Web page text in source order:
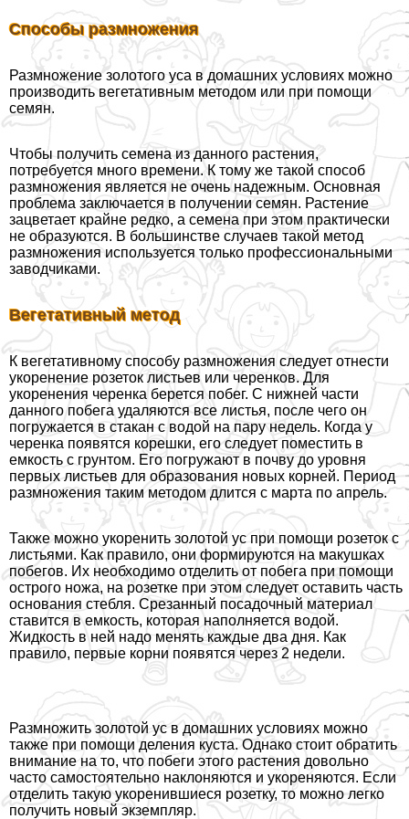
Способы размножения
Размножение золотого уса в домашних условиях можно
производить вегетативным методом или при помощи
семян.
Чтобы получить семена из данного растения,
потребуется много времени. К тому же такой способ
размножения является не очень надежным. Основная
проблема заключается в получении семян. Растение
зацветает крайне редко, а семена при этом пpaктически
не образуются. В большинстве случаев такой метод
размножения используется только профессиональными
заводчиками.
Вегетативный метод
К вегетативному способу размножения следует отнести
укоренение розеток листьев или черенков. Для
укоренения черенка берется побег. С нижней части
данного побега удаляются все листья, после чего он
погружается в стакан с водой на пару недель. Когда у
черенка появятся корешки, его следует поместить в
емкость с грунтом. Его погружают в почву до уровня
первых листьев для образования новых корней. Период
размножения таким методом длится с марта по апрель.
Также можно укоренить золотой ус при помощи розеток с
листьями. Как правило, они формируются на макушках
побегов. Их необходимо отделить от побега при помощи
острого ножа, на розетке при этом следует оставить часть
основания стeбля. Срезанный посадочный материал
ставится в емкость, которая наполняется водой.
Жидкость в ней надо менять каждые два дня. Как
правило, первые корни появятся через 2 недели.
Размножить золотой ус в домашних условиях можно
также при помощи деления куста. Однако стоит обратить
внимание на то, что побеги этого растения довольно
часто самостоятельно наклоняются и укореняются. Если
отделить такую укоренившиеся розетку, то можно легко
получить новый экземпляр.